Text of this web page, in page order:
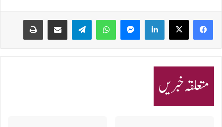
LinkedIn
WhatsApp
Telegram
متعلقہ خبریں